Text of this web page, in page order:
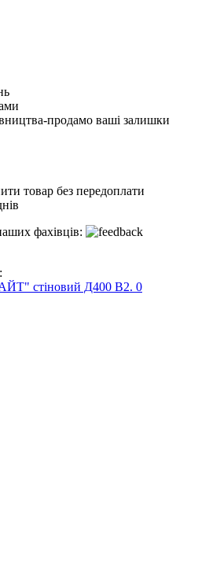
продамо ваші залишки
товар без передоплати
фахівців: